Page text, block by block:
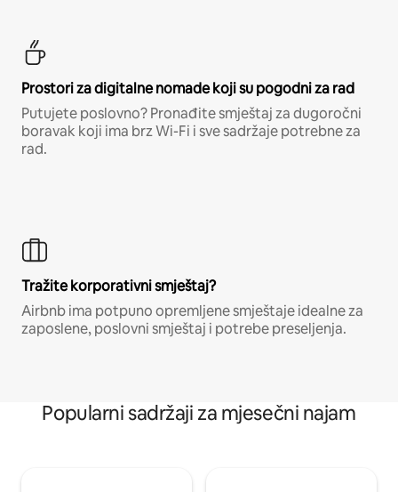
Prostori za digitalne nomade koji su pogodni za rad
Putujete poslovno? Pronađite smještaj za dugoročni
boravak koji ima brz Wi-Fi i sve sadržaje potrebne za
rad.
Tražite korporativni smještaj?
Airbnb ima potpuno opremljene smještaje idealne za
zaposlene, poslovni smještaj i potrebe preseljenja.
Popularni sadržaji za mjesečni najam